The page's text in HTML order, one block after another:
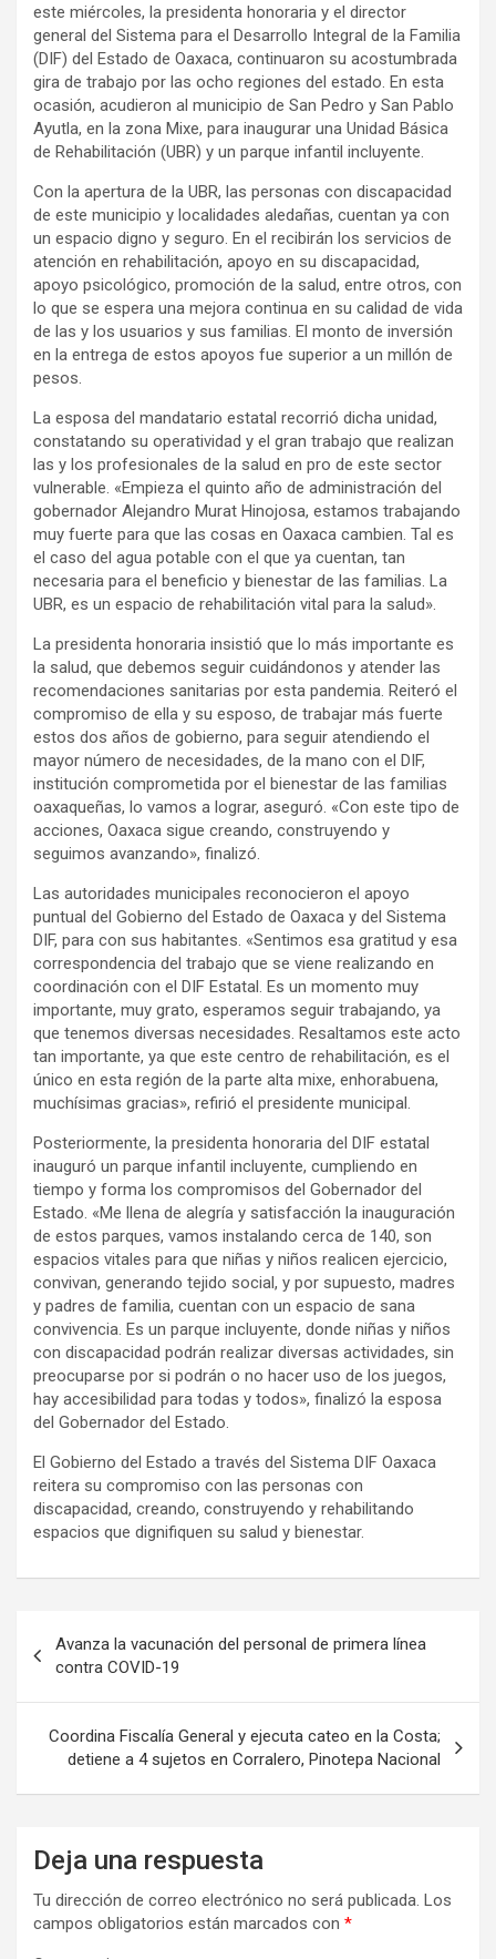
este miércoles, la presidenta honoraria y el director
general del Sistema para el Desarrollo Integral de la Familia
(DIF) del Estado de Oaxaca, continuaron su acostumbrada
gira de trabajo por las ocho regiones del estado. En esta
ocasión, acudieron al municipio de San Pedro y San Pablo
Ayutla, en la zona Mixe, para inaugurar una Unidad Básica
de Rehabilitación (UBR) y un parque infantil incluyente.
Con la apertura de la UBR, las personas con discapacidad
de este municipio y localidades aledañas, cuentan ya con
un espacio digno y seguro. En el recibirán los servicios de
atención en rehabilitación, apoyo en su discapacidad,
apoyo psicológico, promoción de la salud, entre otros, con
lo que se espera una mejora continua en su calidad de vida
de las y los usuarios y sus familias. El monto de inversión
en la entrega de estos apoyos fue superior a un millón de
pesos.
La esposa del mandatario estatal recorrió dicha unidad,
constatando su operatividad y el gran trabajo que realizan
las y los profesionales de la salud en pro de este sector
vulnerable. «Empieza el quinto año de administración del
gobernador Alejandro Murat Hinojosa, estamos trabajando
muy fuerte para que las cosas en Oaxaca cambien. Tal es
el caso del agua potable con el que ya cuentan, tan
necesaria para el beneficio y bienestar de las familias. La
UBR, es un espacio de rehabilitación vital para la salud».
La presidenta honoraria insistió que lo más importante es
la salud, que debemos seguir cuidándonos y atender las
recomendaciones sanitarias por esta pandemia. Reiteró el
compromiso de ella y su esposo, de trabajar más fuerte
estos dos años de gobierno, para seguir atendiendo el
mayor número de necesidades, de la mano con el DIF,
institución comprometida por el bienestar de las familias
oaxaqueñas, lo vamos a lograr, aseguró. «Con este tipo de
acciones, Oaxaca sigue creando, construyendo y
seguimos avanzando», finalizó.
Las autoridades municipales reconocieron el apoyo
puntual del Gobierno del Estado de Oaxaca y del Sistema
DIF, para con sus habitantes. «Sentimos esa gratitud y esa
correspondencia del trabajo que se viene realizando en
coordinación con el DIF Estatal. Es un momento muy
importante, muy grato, esperamos seguir trabajando, ya
que tenemos diversas necesidades. Resaltamos este acto
tan importante, ya que este centro de rehabilitación, es el
único en esta región de la parte alta mixe, enhorabuena,
muchísimas gracias», refirió el presidente municipal.
Posteriormente, la presidenta honoraria del DIF estatal
inauguró un parque infantil incluyente, cumpliendo en
tiempo y forma los compromisos del Gobernador del
Estado. «Me llena de alegría y satisfacción la inauguración
de estos parques, vamos instalando cerca de 140, son
espacios vitales para que niñas y niños realicen ejercicio,
convivan, generando tejido social, y por supuesto, madres
y padres de familia, cuentan con un espacio de sana
convivencia. Es un parque incluyente, donde niñas y niños
con discapacidad podrán realizar diversas actividades, sin
preocuparse por si podrán o no hacer uso de los juegos,
hay accesibilidad para todas y todos», finalizó la esposa
del Gobernador del Estado.
El Gobierno del Estado a través del Sistema DIF Oaxaca
reitera su compromiso con las personas con
discapacidad, creando, construyendo y rehabilitando
espacios que dignifiquen su salud y bienestar.
de
entradas
Avanza la vacunación del personal de primera línea
contra COVID-19
Coordina Fiscalía General y ejecuta cateo en la Costa;
detiene a 4 sujetos en Corralero, Pinotepa Nacional
Deja una respuesta
Tu dirección de correo electrónico no será publicada. Los
campos obligatorios están marcados con *